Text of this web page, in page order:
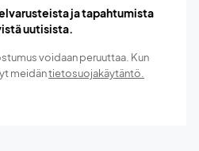
ja tapahtumista
uutisista.
voidaan peruuttaa. Kun
meidäntietosuojakäytäntö.